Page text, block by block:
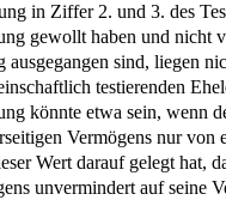
in Ziffer 2. und 3. des
gewollt haben und nicht
ausgegangen sind, liegen
testierenden
könnte etwa sein, wenn
Vermögens nur von
Wert darauf gelegt hat,
unvermindert auf seine